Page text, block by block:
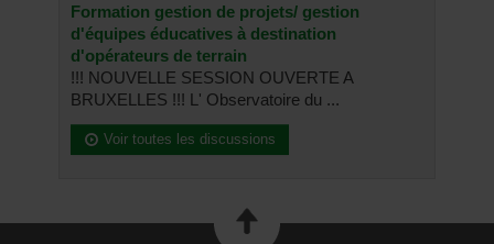
Formation gestion de projets/ gestion
d'équipes éducatives à destination
d'opérateurs de terrain
!!! NOUVELLE SESSION OUVERTE A
BRUXELLES !!! L' Observatoire du ...
Voir toutes les discussions